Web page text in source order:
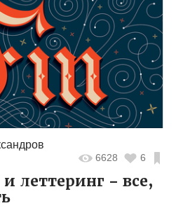
6628 6
леттеринг – все,